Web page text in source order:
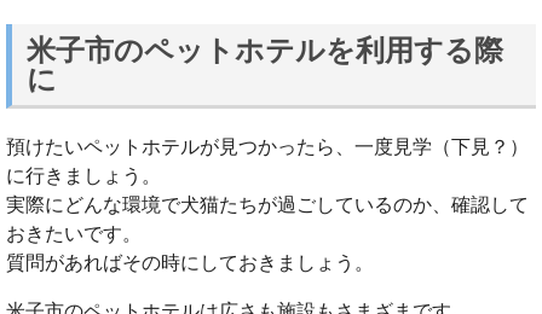
米子市のペットホテルを利用する際
に
預けたいペットホテルが見つかったら、一度見学（下見？）
に行きましょう。
実際にどんな環境で犬猫たちが過ごしているのか、確認して
おきたいです。
質問があればその時にしておきましょう。